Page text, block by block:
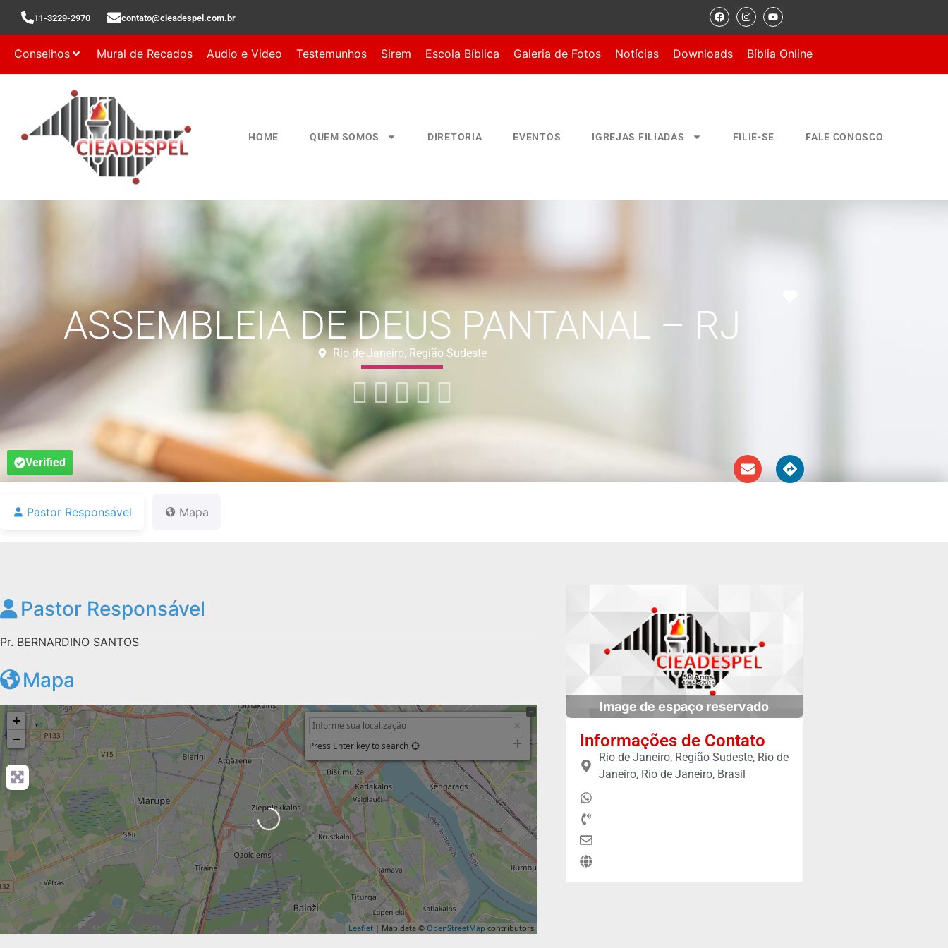
11-3229-2970 contato@cieadespel.com.br
Conselhos Mural de Recados Audio e Video Testemunhos Sirem Escola Bíblica Galeria de Fotos Notícias Downloads Bíblia Online
HOME QUEM SOMOS DIRETORIA EVENTOS IGREJAS FILIADAS FILIE-SE FALE CONOSCO
ASSEMBLEIA DE DEUS PANTANAL – RJ
Rio de Janeiro, Região Sudeste
 
Verified
Pastor Responsável Mapa
Pastor Responsável
Pr. BERNARDINO SANTOS
Mapa
+
−
Press Enter key to search
Leaflet| Map data © OpenStreetMap contributors
Carregando...
Image de espaço reservado
Informações de Contato
Rio de Janeiro, Região Sudeste, Rio de
Janeiro, Rio de Janeiro, Brasil